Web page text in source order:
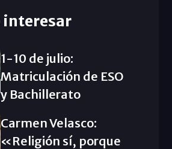
interesar
1-10 de julio:
Matriculación de ESO
y Bachillerato
Carmen Velasco:
«Religión sí, porque